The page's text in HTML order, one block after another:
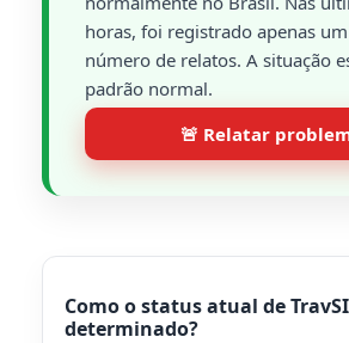
horas, foi registrado apenas
número de relatos. A situação
padrão normal.
🚨 Relatar
Como o status atual de
determinado?